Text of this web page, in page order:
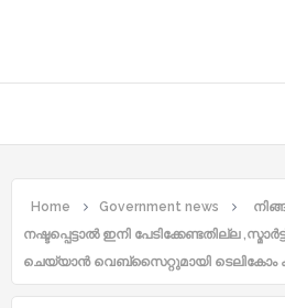
Home Government news
നഷ്ടപ്പെട്ടാൽ ഇനി പേടിക്കേണ്ടതില്ല
ചെയ്യാൻ വെബ്‌സൈറ്റുമായി ടെലികോം